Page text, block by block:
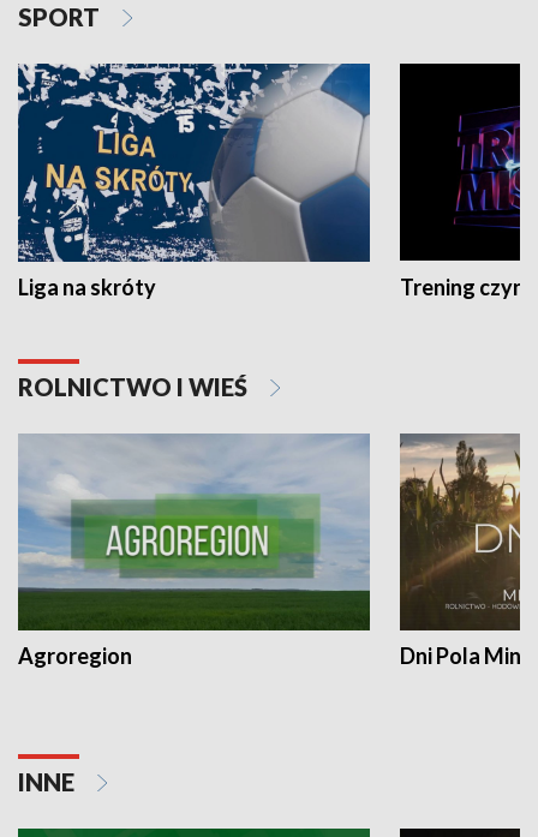
SPORT
Liga na skróty Trening czyni
ROLNICTWO I WIEŚ
Agroregion Dni Pola
INNE